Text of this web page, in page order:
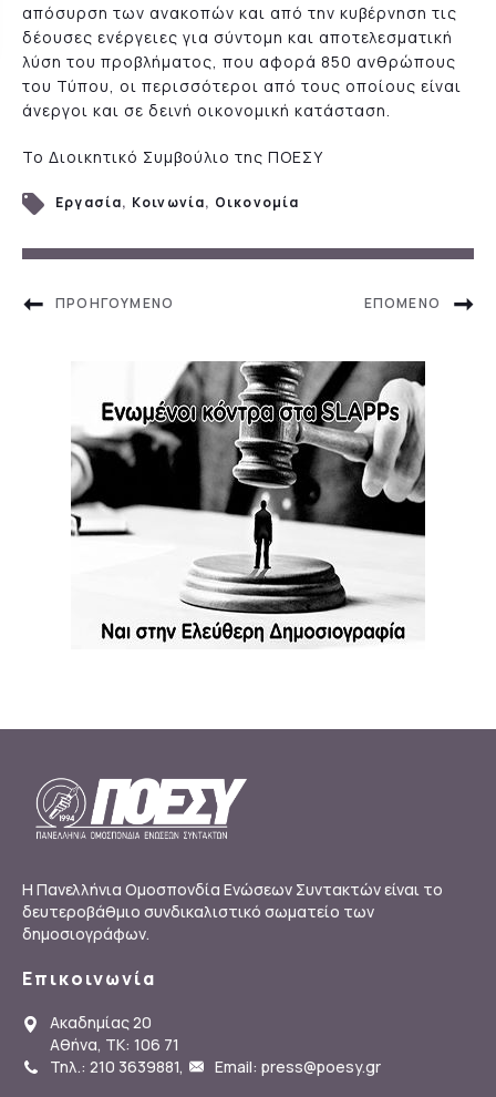
απόσυρση των ανακοπών και από την κυβέρνηση τις
δέουσες ενέργειες για σύντομη και αποτελεσματική
λύση του προβλήματος, που αφορά 850 ανθρώπους
του Τύπου, οι περισσότεροι από τους οποίους είναι
άνεργοι και σε δεινή οικονομική κατάσταση.
Το Διοικητικό Συμβούλιο της ΠΟΕΣΥ
Εργασία, Κοινωνία, Οικονομία
Η Πανελλήνια Ομοσπονδία Ενώσεων Συντακτών είναι το
δευτεροβάθμιο συνδικαλιστικό σωματείο των
δημοσιογράφων.
Επικοινωνία
Ακαδημίας 20
Αθήνα, ΤΚ: 106 71
Τηλ.: 210 3639881, Email: press@poesy.gr